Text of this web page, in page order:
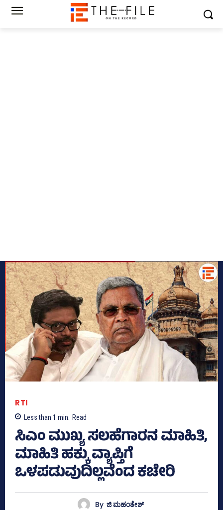
RTI
Less than 1 min. Read
ಸಿಎಂ ಮುಖ್ಯ ಸಲಹೆಗಾರನ ಮಾಹಿತಿ,
ಮಾಹಿತಿ ಹಕ್ಕು ವ್ಯಾಪ್ತಿಗೆ
ಒಳಪಡುವುದಿಲ್ಲವೆಂದ ಕಚೇರಿ
By ಜಿ ಮಹಂತೇಶ್